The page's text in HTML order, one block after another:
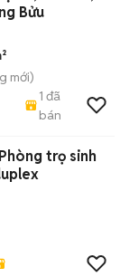
Bửu
mới)
1 đã
bán
trọ sinh